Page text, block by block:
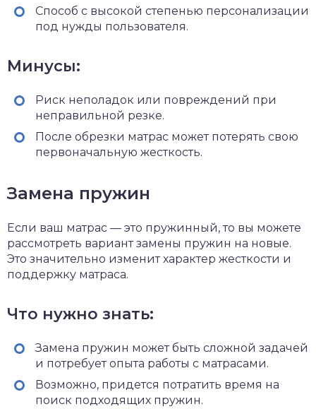
Способ с высокой степенью персонализации
под нужды пользователя.
Минусы:
Риск неполадок или повреждений при
неправильной резке.
После обрезки матрас может потерять свою
первоначальную жесткость.
Замена пружин
Если ваш матрас — это пружинный, то вы можете
рассмотреть вариант замены пружин на новые.
Это значительно изменит характер жесткости и
поддержку матраса.
Что нужно знать:
Замена пружин может быть сложной задачей
и потребует опыта работы с матрасами.
Возможно, придется потратить время на
поиск подходящих пружин.